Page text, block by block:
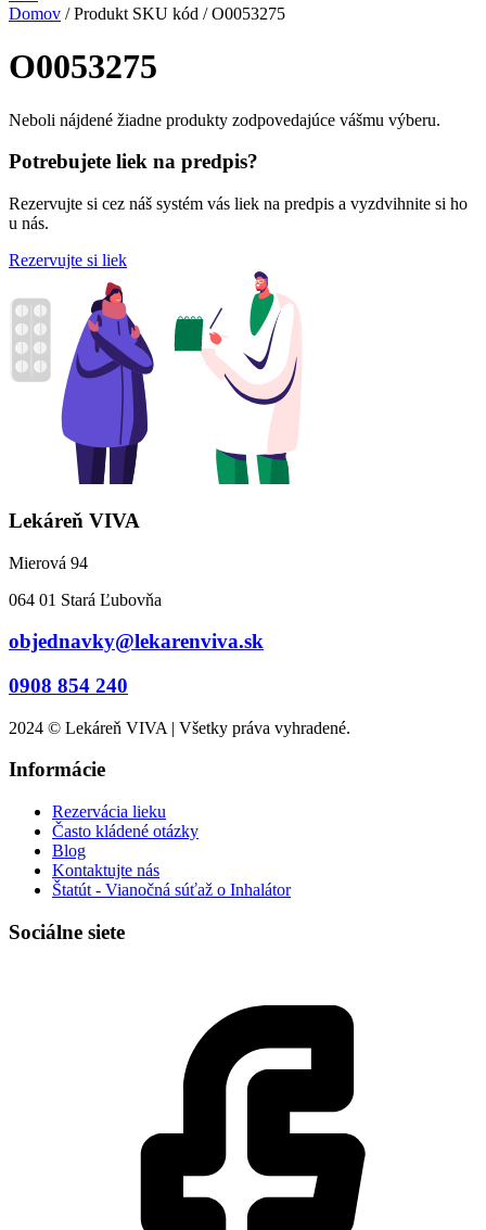
Domov / Produkt SKU kód / O0053275
O0053275
Neboli nájdené žiadne produkty zodpovedajúce vášmu výberu.
Potrebujete liek na predpis?
Rezervujte si cez náš systém vás liek na predpis a vyzdvihnite si ho
u nás.
Rezervujte si liek
Lekáreň VIVA
Mierová 94
064 01 Stará Ľubovňa
objednavky@lekarenviva.sk
0908 854 240
2024 © Lekáreň VIVA | Všetky práva vyhradené.
Informácie
Rezervácia lieku
Často kládené otázky
Blog
Kontaktujte nás
Štatút - Vianočná súťaž o Inhalátor
Sociálne siete